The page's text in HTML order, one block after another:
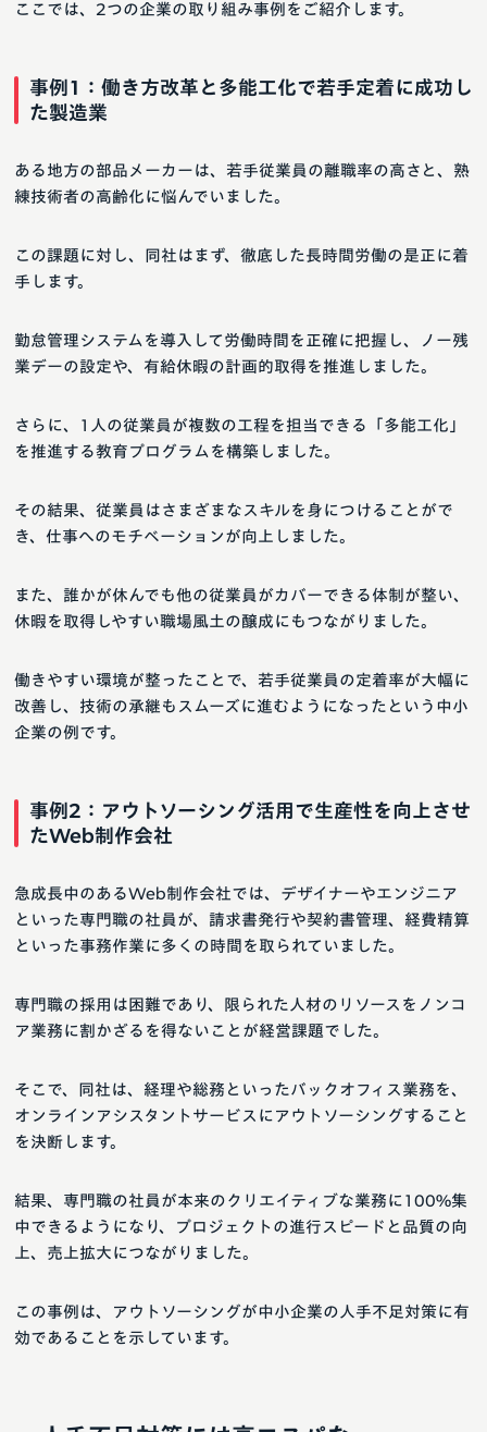
ここでは、2つの企業の取り組み事例をご紹介します。
事例1：働き方改革と多能工化で若手定着に成功し
た製造業
ある地方の部品メーカーは、若手従業員の離職率の高さと、熟
練技術者の高齢化に悩んでいました。
この課題に対し、同社はまず、徹底した長時間労働の是正に着
手します。
勤怠管理システムを導入して労働時間を正確に把握し、ノー残
業デーの設定や、有給休暇の計画的取得を推進しました。
さらに、1人の従業員が複数の工程を担当できる「多能工化」
を推進する教育プログラムを構築しました。
その結果、従業員はさまざまなスキルを身につけることがで
き、仕事へのモチベーションが向上しました。
また、誰かが休んでも他の従業員がカバーできる体制が整い、
休暇を取得しやすい職場風土の醸成にもつながりました。
働きやすい環境が整ったことで、若手従業員の定着率が大幅に
改善し、技術の承継もスムーズに進むようになったという中小
企業の例です。
事例2：アウトソーシング活用で生産性を向上させ
たWeb制作会社
急成長中のあるWeb制作会社では、デザイナーやエンジニア
といった専門職の社員が、請求書発行や契約書管理、経費精算
といった事務作業に多くの時間を取られていました。
専門職の採用は困難であり、限られた人材のリソースをノンコ
ア業務に割かざるを得ないことが経営課題でした。
そこで、同社は、経理や総務といったバックオフィス業務を、
オンラインアシスタントサービスにアウトソーシングすること
を決断します。
結果、専門職の社員が本来のクリエイティブな業務に100%集
中できるようになり、プロジェクトの進行スピードと品質の向
上、売上拡大につながりました。
この事例は、アウトソーシングが中小企業の人手不足対策に有
効であることを示しています。